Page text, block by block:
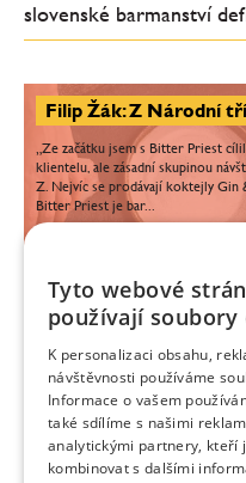
slovenské barmanství
„Ze začátku jsem s Bitter Priest
klientelu, ale zásadní skupinou
Z. Nejvíc se prodávají koktejly Gin
Bitter Priest je bar...
Filip Žák: Z
gastrozóna, na
práší
„Ze začátku jsem s
klientelu, ale zásadní
Gen Z. Nejvíc se
Tyto webové
používají soubory
K personalizaci obsahu,
návštěvnosti používáme
Informace o vašem
také sdílíme s našimi
analytickými partnery, kteří
kombinovat s dalšími